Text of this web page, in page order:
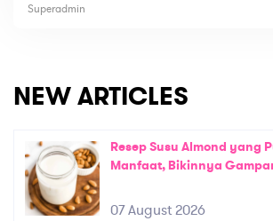
Superadmin
NEW ARTICLES
Resep Susu Almond yang
Manfaat, Bikinnya
07 August 2026